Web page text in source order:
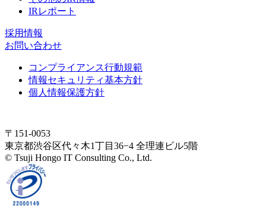
IRレポート
採用情報
お問い合わせ
コンプライアンス行動規範
情報セキュリティ基本方針
個人情報保護方針
〒151-0053
東京都渋谷区代々木1丁目36−4 全理連ビル5階
© Tsuji Hongo IT Consulting Co., Ltd.